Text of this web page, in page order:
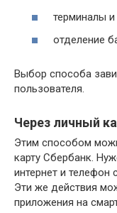
терминалы
отделение
Выбор способа
пользователя.
Через личный
Этим способом
карту Сбербанк.
интернет и
Эти же действия
приложения на